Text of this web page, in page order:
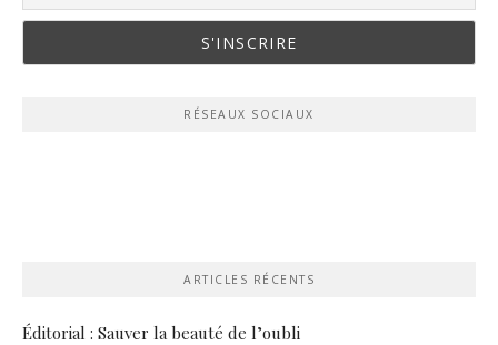
RÉSEAUX SOCIAUX
ARTICLES RÉCENTS
Éditorial : Sauver la beauté de l’oubli